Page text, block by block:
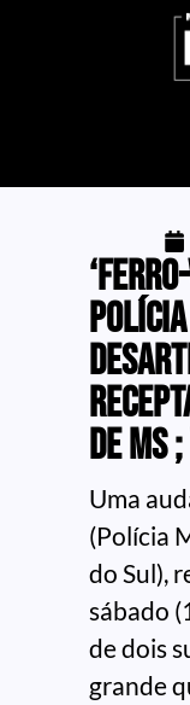
de MS
Uma
(Polícia
do Sul),
sábado
de dois
grande